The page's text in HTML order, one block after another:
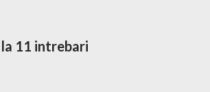
11 intrebari